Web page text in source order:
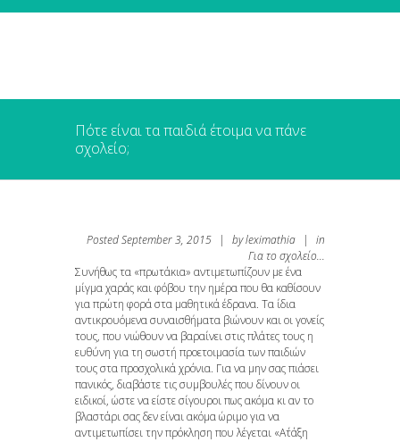
Πότε είναι τα παιδιά έτοιμα να πάνε
σχολείο;
PostedSeptember 3, 2015 | byleximathia |
in
Για το σχολείο...
Συνήθως τα «πρωτάκια» αντιμετωπίζουν με ένα
μίγμα χαράς και φόβου την ημέρα που θα καθίσουν
για πρώτη φορά στα μαθητικά έδρανα. Τα ίδια
αντικρουόμενα συναισθήματα βιώνουν και οι γονείς
τους, που νιώθουν να βαραίνει στις πλάτες τους η
ευθύνη για τη σωστή προετοιμασία των παιδιών
τους στα προσχολικά χρόνια. Για να μην σας πιάσει
πανικός, διαβάστε τις συμβουλές που δίνουν οι
ειδικοί, ώστε να είστε σίγουροι πως ακόμα κι αν το
βλαστάρι σας δεν είναι ακόμα ώριμο για να
αντιμετωπίσει την πρόκληση που λέγεται «Α΄τάξη